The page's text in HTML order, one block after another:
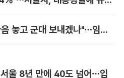
고 채상병 어머니 "누가 마음 놓고 군대 보내겠나"…임성근 징역 3년에 분통
서울 8년 만에 40도 넘어…입